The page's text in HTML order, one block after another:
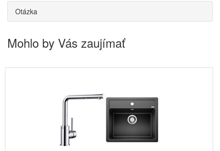
Otázka
Mohlo by Vás zaujímať